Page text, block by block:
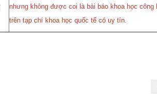
nhưng không được coi là bài báo khoa học công
trên tạp chí khoa học quốc tế có uy tín.